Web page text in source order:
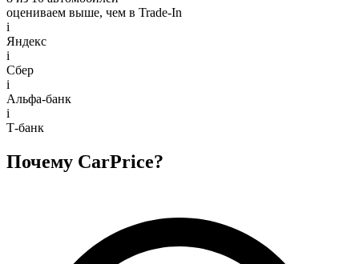
оцениваем выше, чем в Trade‑In
i
Яндекс
i
Сбер
i
Альфа-банк
i
Т-банк
Почему CarPrice?